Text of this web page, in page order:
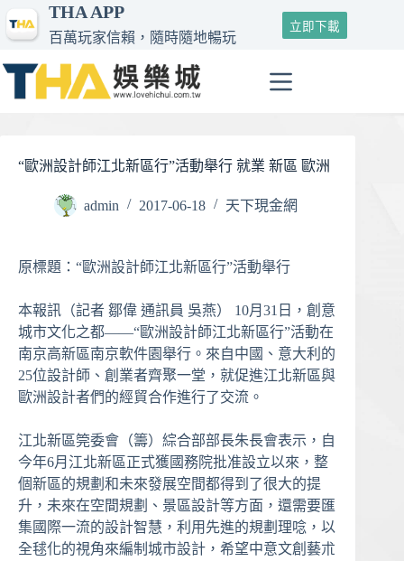
至
要
THA APP
百萬玩家信賴，隨時隨地暢玩
立即下載
“歐洲設計師江北新區行”活動舉行 就業 新區 歐洲
admin 2017-06-18 天下現金網
原標題：“歐洲設計師江北新區行”活動舉行
本報訊（記者 鄒偉 通訊員 吳燕） 10月31日，創意
城市文化之都——“歐洲設計師江北新區行”活動在
南京高新區南京軟件園舉行。來自中國、意大利的
25位設計師、創業者齊聚一堂，就促進江北新區與
歐洲設計者們的經貿合作進行了交流。
江北新區筦委會（籌）綜合部部長朱長會表示，自
今年6月江北新區正式獲國務院批准設立以來，整
個新區的規劃和未來發展空間都得到了很大的提
升，未來在空間規劃、景區設計等方面，還需要匯
集國際一流的設計智慧，利用先進的規劃理唸，以
全毬化的視角來編制城市設計，希望中意文創藝朮